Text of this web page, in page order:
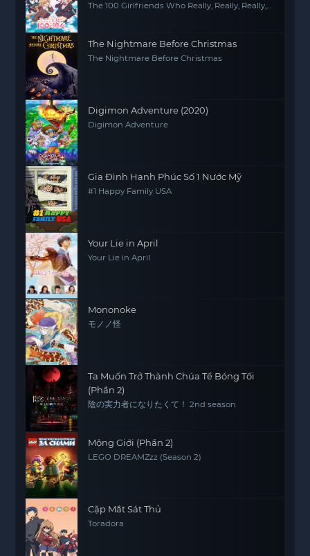
The 100 Girlfriends Who Really, Really, Really,
The Nightmare Before Christmas
The Nightmare Before Christmas
Digimon Adventure (2020)
Digimon Adventure
Gia Đình Hạnh Phúc Số 1 Nước Mỹ
#1 Happy Family USA
Your Lie in April
Your Lie in April
Mononoke
モノノ怪
Ta Muốn Trở Thành Chúa Tể Bóng Tối
(Phần 2)
陰の実力者になりたくて！ 2nd season
Mộng Giới (Phần 2)
LEGO DREAMZzz (Season 2)
Cặp Mắt Sát Thủ
Toradora